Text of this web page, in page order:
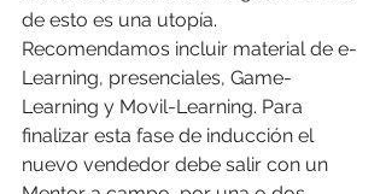
de esto es una utopía.
Recomendamos incluir material de e-
Learning, presenciales, Game-
Learning y Movil-Learning. Para
finalizar esta fase de inducción el
nuevo vendedor debe salir con un